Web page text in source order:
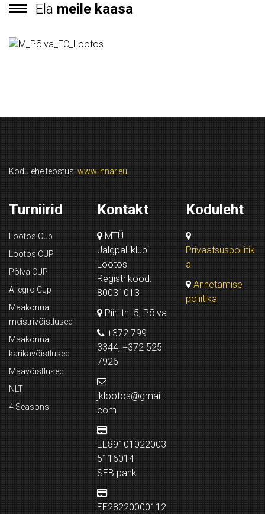
Ela meile kaasa
Kodulehe teostus: www.innar.eu
Turniirid
Lootos Cup
Lootos CUP
Põlva CUP
Allegro Cup
Maakonna
meistrivõistlused
Maakonna
karikavõistlused
Maavõistlused
NLT
4 Seasons
Kontakt
MTÜ
Jalgpalliklubi
Lootos
Registrikood:
80031013
Piiri tn. 5, Põlva
+372 799
3344, +372 525
7926
jklootos@gmail.
com
EE89101022003
5116014
SEB pank
EE28220000112
Koduleht
Privaatsuspoliitik
a
Annetamise
poliitika